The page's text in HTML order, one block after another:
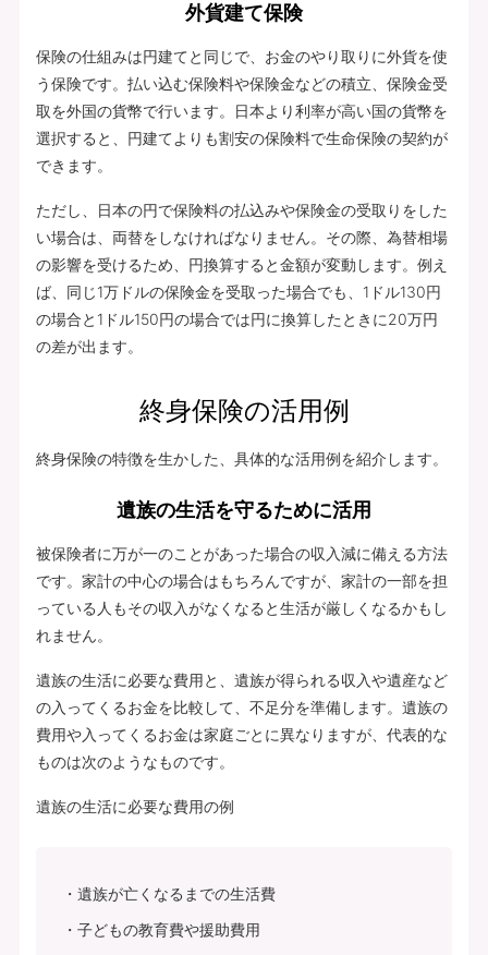
外貨建て保険
保険の仕組みは円建てと同じで、お金のやり取りに外貨を使
う保険です。払い込む保険料や保険金などの積立、保険金受
取を外国の貨幣で行います。日本より利率が高い国の貨幣を
選択すると、円建てよりも割安の保険料で生命保険の契約が
できます。
ただし、日本の円で保険料の払込みや保険金の受取りをした
い場合は、両替をしなければなりません。その際、為替相場
の影響を受けるため、円換算すると金額が変動します。例え
ば、同じ1万ドルの保険金を受取った場合でも、1ドル130円
の場合と1ドル150円の場合では円に換算したときに20万円
の差が出ます。
終身保険の活用例
終身保険の特徴を生かした、具体的な活用例を紹介します。
遺族の生活を守るために活用
被保険者に万が一のことがあった場合の収入減に備える方法
です。家計の中心の場合はもちろんですが、家計の一部を担
っている人もその収入がなくなると生活が厳しくなるかもし
れません。
遺族の生活に必要な費用と、遺族が得られる収入や遺産など
の入ってくるお金を比較して、不足分を準備します。遺族の
費用や入ってくるお金は家庭ごとに異なりますが、代表的な
ものは次のようなものです。
遺族の生活に必要な費用の例
遺族が亡くなるまでの生活費
子どもの教育費や援助費用